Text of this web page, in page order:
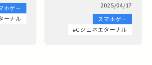
ホゲー
ーナル
2025/04/17
スマホゲー
#Gジェネエターナル